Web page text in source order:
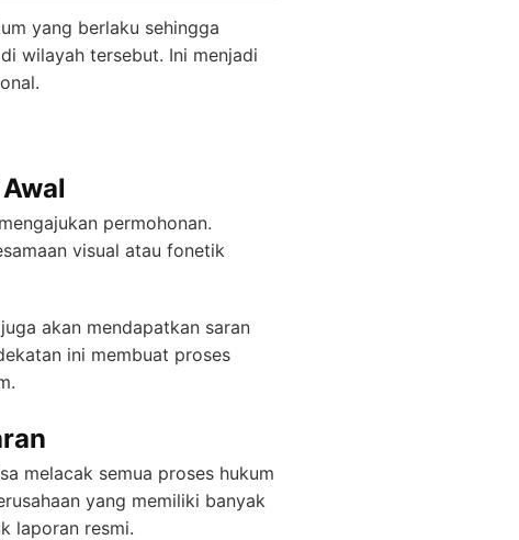
yang berlaku sehingga
wilayah tersebut. Ini menjadi
permohonan.
visual atau fonetik
akan mendapatkan saran
ini membuat proses
melacak semua proses hukum
yang memiliki banyak
laporan resmi.